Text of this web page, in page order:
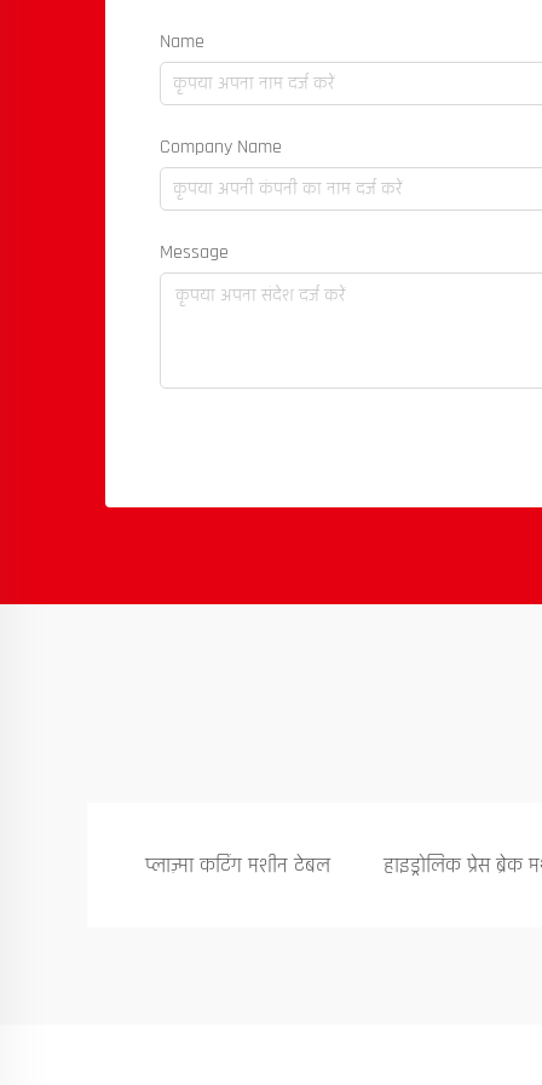
Name
Company Name
Message
प्लाज़्मा कटिंग मशीन टेबल हाइड्रोलिक प्रेस ब्रेक